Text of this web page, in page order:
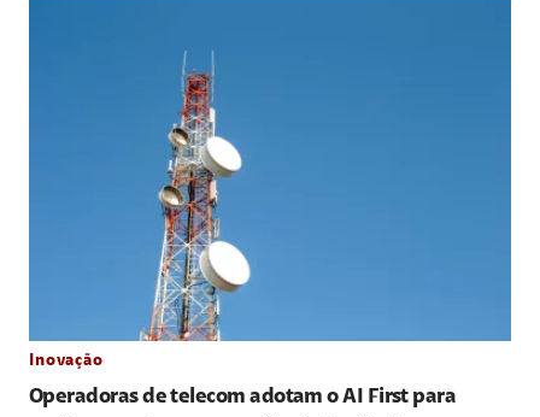
Inovação
Operadoras de telecom adotam o AI First para